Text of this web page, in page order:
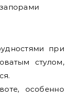
при
стулом,
особенно